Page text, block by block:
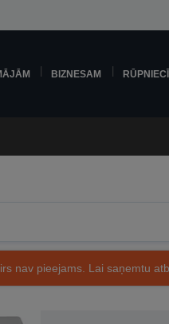
BIZNESAM
nav pieejams. Lai saņemtu